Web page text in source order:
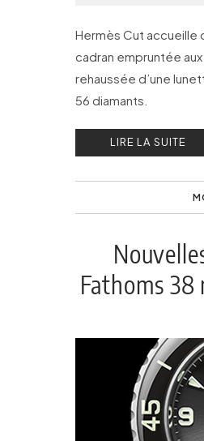
Hermès Cut accueille
cadran empruntée
rehaussée d’une
56 diamants.
LIRE LA SUITE
Fathoms 38
à